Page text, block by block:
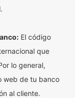
El código
que
lo general,
web de tu banco
al cliente.